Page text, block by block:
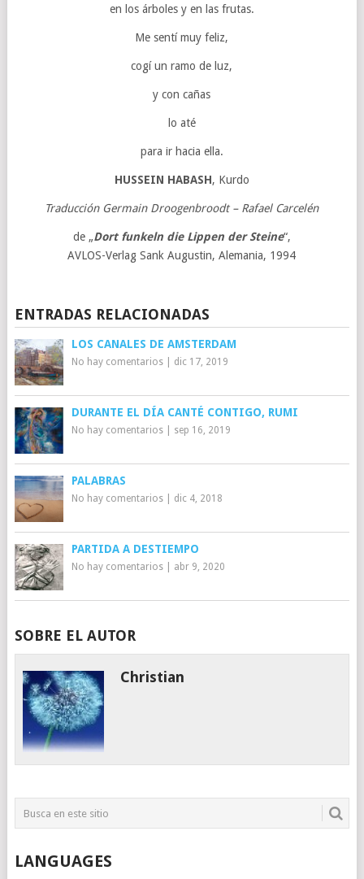
en los árboles y en las frutas.
Me sentí muy feliz,
cogí un ramo de luz,
y con cañas
lo até
para ir hacia ella.
HUSSEIN HABASH, Kurdo
Traducción Germain Droogenbroodt – Rafael Carcelén
de „Dort funkeln die Lippen der Steine“,
AVLOS-Verlag Sank Augustin, Alemania, 1994
ENTRADAS RELACIONADAS
LOS CANALES DE AMSTERDAM
No hay comentarios| dic 17, 2019
DURANTE EL DÍA CANTÉ CONTIGO, RUMI
No hay comentarios| sep 16, 2019
PALABRAS
No hay comentarios| dic 4, 2018
PARTIDA A DESTIEMPO
No hay comentarios| abr 9, 2020
SOBRE EL AUTOR
Christian
LANGUAGES